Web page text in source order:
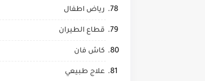
رياض اطفال
قطاع الطيران
كاش فان
علاج طبيعي